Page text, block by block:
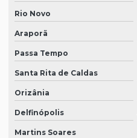
Rio Novo
Araporã
Passa Tempo
Santa Rita de Caldas
Orizânia
Delfinópolis
Martins Soares